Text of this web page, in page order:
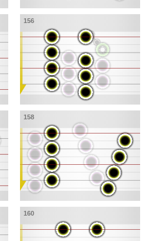
156
158
160